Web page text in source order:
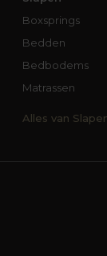
Boxsprings
Bedden
Bedbodems
Matrassen
Alles van